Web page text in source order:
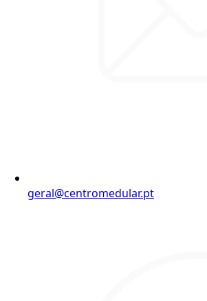
geral@centromedular.pt